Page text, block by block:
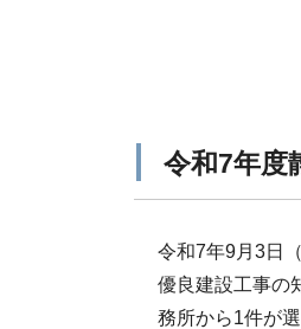
令和7年度
令和7年9月3日
優良建設工事の
務所から1件が選